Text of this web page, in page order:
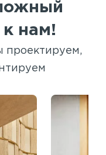
к нам!
проектируем,